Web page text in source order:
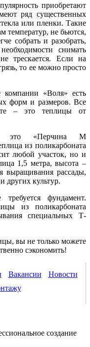
приобретают
ряд существенных
или пленки. Такие
температур, не бьются,
собрать и разобрать,
снимать
трескается. Если на
то ее можно просто
«Воля» есть
форм и размеров. Все
– это теплицы от
это «Перчина М
из поликарбоната
любой участок, но и
1,5 метра, высота –
выращивания рассады,
других культур.
фундамент.
из поликарбоната
специальных Т-
вы не только можете
сэкономить!
Вакансии
Новости
создание